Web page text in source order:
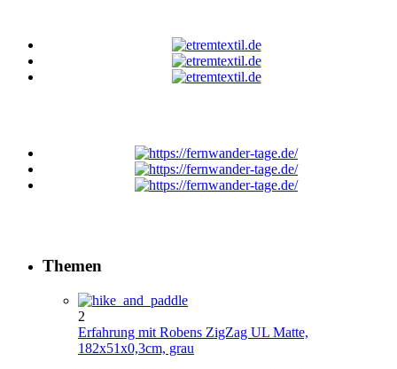
Themen
2
Erfahrung mit Robens ZigZag UL Matte,
182x51x0,3cm, grau